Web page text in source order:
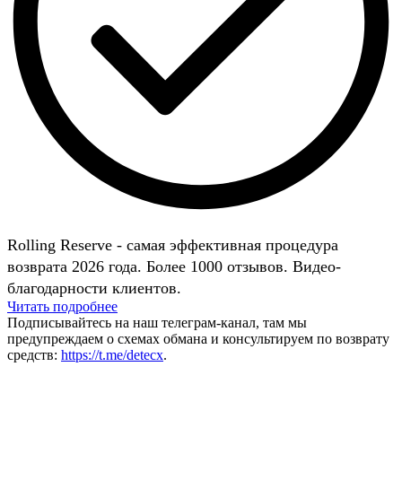
Rolling Reserve - самая эффективная процедура
возврата 2026 года. Более 1000 отзывов. Видео-
благодарности клиентов.
Читать подробнее
Подписывайтесь на наш телеграм-канал, там мы
предупреждаем о схемах обмана и консультируем по возврату
средств: https://t.me/detecx.